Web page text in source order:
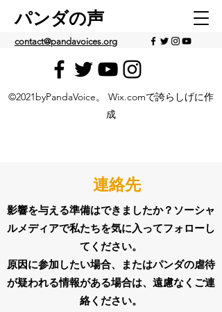
パンダの声
contact@pandavoices.org
©2021byPandaVoice。 Wix.comで誇らしげに作
成
連絡先
影響を与える準備はできましたか？ソーシャ
ルメディアで私たちを気に入ってフォローし
てください。
原因に参加したい場合、またはパンダの虐待
が疑われる情報がある場合は、遠慮なくご連
絡ください。